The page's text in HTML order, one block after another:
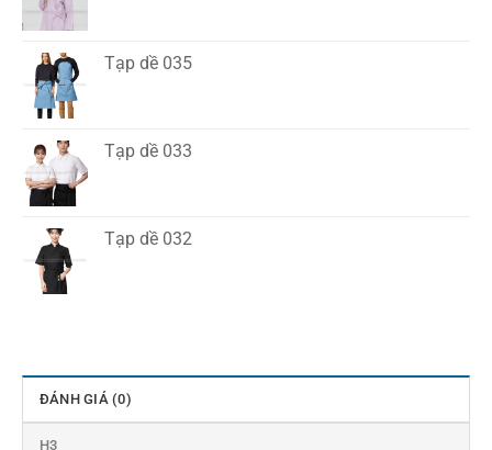
Tạp dề 035
Tạp dề 033
Tạp dề 032
ĐÁNH GIÁ (0)
H3